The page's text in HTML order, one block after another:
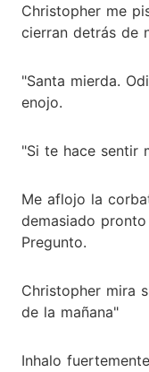
Christopher me
cierran detrás de
"Santa mierda.
enojo.
"Si te hace sentir
Me aflojo la
demasiado
Pregunto.
Christopher mira
de la mañana"
Inhalo